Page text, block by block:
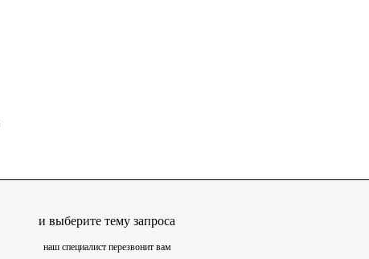
и выберите тему запроса
наш специалист перезвонит вам